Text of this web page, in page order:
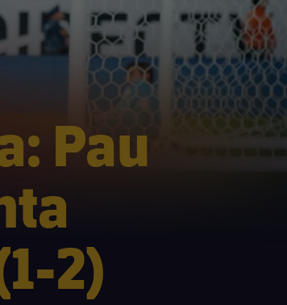
Pau
2)